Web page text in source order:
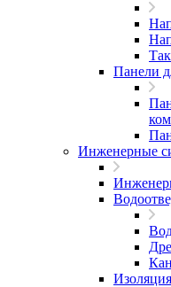
Панели
Инженерные